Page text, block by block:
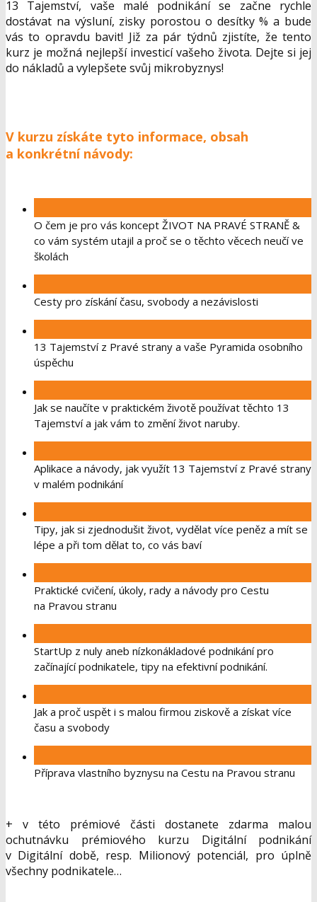
13 Tajemství, vaše malé podnikání se začne rychle
dostávat na výsluní, zisky porostou o desítky % a bude
vás to opravdu bavit! Již za pár týdnů zjistíte, že tento
kurz je možná nejlepší investicí vašeho života. Dejte si jej
do nákladů a vylepšete svůj mikrobyznys!
V kurzu získáte tyto informace, obsah
a konkrétní návody:
O čem je pro vás koncept ŽIVOT NA PRAVÉ STRANĚ &
co vám systém utajil a proč se o těchto věcech neučí ve
školách
Cesty pro získání času, svobody a nezávislosti
13 Tajemství z Pravé strany a vaše Pyramida osobního
úspěchu
Jak se naučíte v praktickém životě používat těchto 13
Tajemství a jak vám to změní život naruby.
Aplikace a návody, jak využít 13 Tajemství z Pravé strany
v malém podnikání
Tipy, jak si zjednodušit život, vydělat více peněz a mít se
lépe a při tom dělat to, co vás baví
Praktické cvičení, úkoly, rady a návody pro Cestu
na Pravou stranu
StartUp z nuly aneb nízkonákladové podnikání pro
začínající podnikatele, tipy na efektivní podnikání.
Jak a proč uspět i s malou firmou ziskově a získat více
času a svobody
Příprava vlastního byznysu na Cestu na Pravou stranu
+ v této prémiové části dostanete zdarma malou
ochutnávku prémiového kurzu Digitální podnikání
v Digitální době, resp. Milionový potenciál, pro úplně
všechny podnikatele…